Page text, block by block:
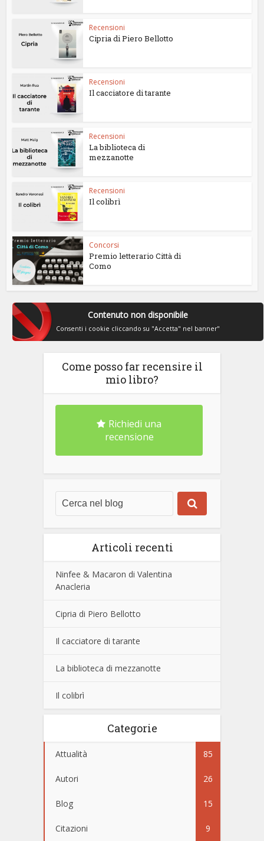
Recensioni
Cipria di Piero Bellotto
Recensioni
Il cacciatore di tarante
Recensioni
La biblioteca di
mezzanotte
Recensioni
Il colibrì
Concorsi
Premio letterario Città di
Como
Contenuto non disponibile
Consenti i cookie cliccando su "Accetta" nel banner"
Come posso far recensire il
mio libro?
Richiedi una
recensione
Articoli recenti
Ninfee & Macaron di Valentina
Anacleria
Cipria di Piero Bellotto
Il cacciatore di tarante
La biblioteca di mezzanotte
Il colibrì
Categorie
Attualità 85
Autori 26
Blog 15
Citazioni 9